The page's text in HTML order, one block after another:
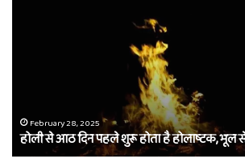
होलाष्टक,
भूल
से
February 28, 2025
होली से आठ दिन पहले शुरू होता है होलाष्टक, भूल